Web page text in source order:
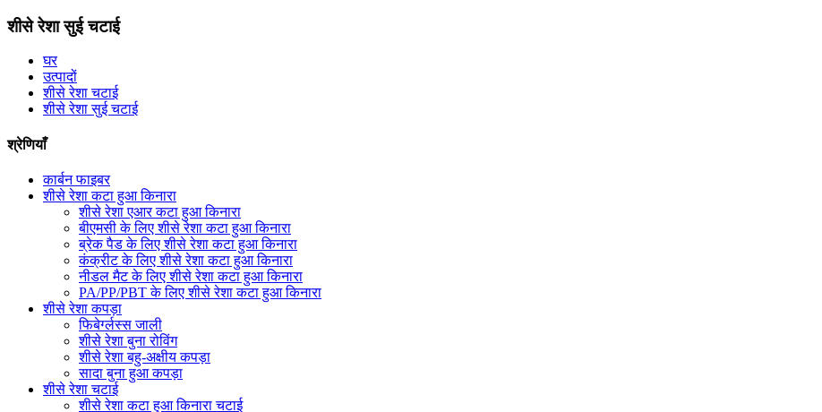
शीसे रेशा सुई चटाई
घर
उत्पादों
शीसे रेशा चटाई
शीसे रेशा सुई चटाई
श्रेणियाँ
कार्बन फाइबर
शीसे रेशा कटा हुआ किनारा
शीसे रेशा एआर कटा हुआ किनारा
बीएमसी के लिए शीसे रेशा कटा हुआ किनारा
ब्रेक पैड के लिए शीसे रेशा कटा हुआ किनारा
कंक्रीट के लिए शीसे रेशा कटा हुआ किनारा
नीडल मैट के लिए शीसे रेशा कटा हुआ किनारा
PA/PP/PBT के लिए शीसे रेशा कटा हुआ किनारा
शीसे रेशा कपड़ा
फिबेर्ग्लस्स जाली
शीसे रेशा बुना रोविंग
शीसे रेशा बहु-अक्षीय कपड़ा
सादा बुना हुआ कपड़ा
शीसे रेशा चटाई
शीसे रेशा कटा हुआ किनारा चटाई